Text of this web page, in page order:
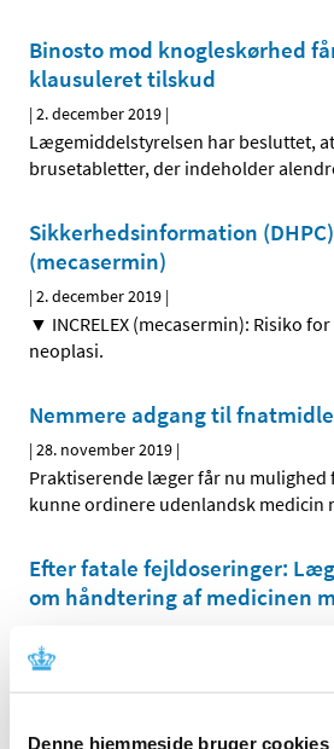
Denne hjemmeside bruger cookies
Binosto mod knogleskørhed
klausuleret tilskud
|2. december 2019 |
Lægemiddelstyrelsen har besluttet,
brusetabletter, der indeholder
Sikkerhedsinformation
(mecasermin)
|2. december 2019 |
▼ INCRELEX (mecasermin): Risiko
neoplasi.
Nemmere adgang til
|28. november 2019 |
Praktiserende læger får nu mulighed
kunne ordinere udenlandsk medicin
Efter fatale fejldoseringer:
om håndtering af medicinen
Der er netop sendt en
og andre sundhedsprofessionelle